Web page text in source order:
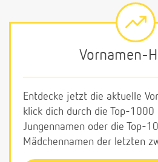
Vornamen-
Entdecke jetzt die aktuelle
klick dich durch die Top-
Jungennamen oder die Top-
Mädchennamen der letzten